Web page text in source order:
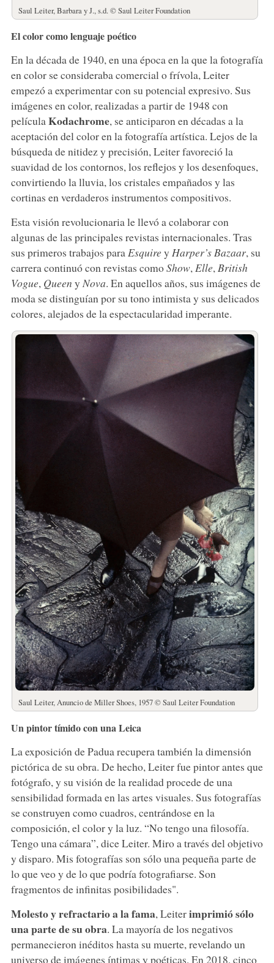
Saul Leiter, Barbara y J., s.d. © Saul Leiter Foundation
El color como lenguaje poético
En la década de 1940, en una época en la que la fotografía
en color se consideraba comercial o frívola, Leiter
empezó a experimentar con su potencial expresivo. Sus
imágenes en color, realizadas a partir de 1948 con
películaKodachrome, se anticiparon en décadas a la
aceptación del color en la fotografía artística. Lejos de la
búsqueda de nitidez y precisión, Leiter favoreció la
suavidad de los contornos, los reflejos y los desenfoques,
convirtiendo la lluvia, los cristales empañados y las
cortinas en verdaderos instrumentos compositivos.
Esta visión revolucionaria le llevó a colaborar con
algunas de las principales revistas internacionales. Tras
sus primeros trabajos paraEsquirey Harper’s Bazaar, su
carrera continuó con revistas comoShow,Elle,British
Vogue, Queen y Nova. En aquellos años, sus imágenes de
moda se distinguían por su tono intimista y sus delicados
colores, alejados de la espectacularidad imperante.
Saul Leiter, Anuncio de Miller Shoes, 1957 © Saul Leiter Foundation
Un pintor tímido con una Leica
La exposición de Padua recupera también la dimensión
pictórica de su obra. De hecho, Leiter fue pintor antes que
fotógrafo, y su visión de la realidad procede de una
sensibilidad formada en las artes visuales. Sus fotografías
se construyen como cuadros, centrándose en la
composición, el color y la luz. “No tengo una filosofía.
Tengo una cámara”, dice Leiter. Miro a través del objetivo
y disparo. Mis fotografías son sólo una pequeña parte de
lo que veo y de lo que podría fotografiarse. Son
fragmentos de infinitas posibilidades".
Molesto y refractario a la fama, Leiterimprimió sólo
una parte de su obra. La mayoría de los negativos
permanecieron inéditos hasta su muerte, revelando un
universo de imágenes íntimas y poéticas. En 2018, cinco